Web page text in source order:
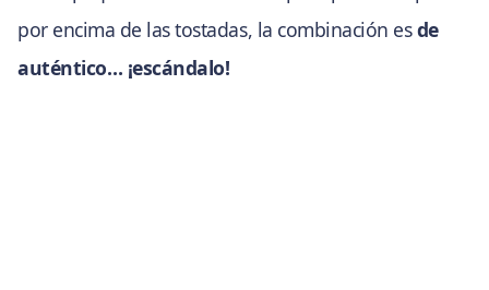
por encima de las tostadas, la combinación esde
auténtico… ¡escándalo!